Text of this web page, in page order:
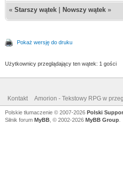
« Starszy wątek Nowszy wątek »
Pokaż wersję do druku
Użytkownicy przeglądający ten wątek: 1 gości
Kontakt Amorion - Tekstowy RPG w
Polskie tłumaczenie © 2007-2026 Polski
Silnik forum MyBB , © 2002-2026 MyBB Group